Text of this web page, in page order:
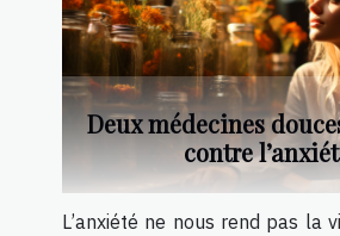
Deux médecines
contre
L’anxiété ne nous rend pas la